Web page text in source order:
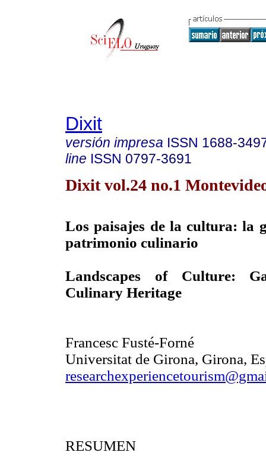
Dixit
versión impresa ISSN 1688-
line ISSN 0797-3691
Dixit vol.24 no.1
Los paisajes de la cultura: la
patrimonio culinario
Landscapes of Culture:
Culinary Heritage
Francesc Fusté-Forné
Universitat de Girona, Girona,
RESUMEN